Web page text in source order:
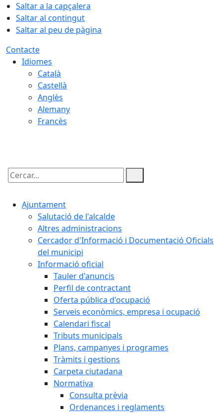
Saltar a la capçalera
Saltar al contingut
Saltar al peu de pàgina
Contacte
Idiomes
Català
Castellà
Anglès
Alemany
Francès
Cercar:
Ajuntament
Salutació de l'alcalde
Altres administracions
Cercador d'Informació i Documentació Oficials
del municipi
Informació oficial
Tauler d'anuncis
Perfil de contractant
Oferta pública d'ocupació
Serveis econòmics, empresa i ocupació
Calendari fiscal
Tributs municipals
Plans, campanyes i programes
Tràmits i gestions
Carpeta ciutadana
Normativa
Consulta prèvia
Ordenances i reglaments